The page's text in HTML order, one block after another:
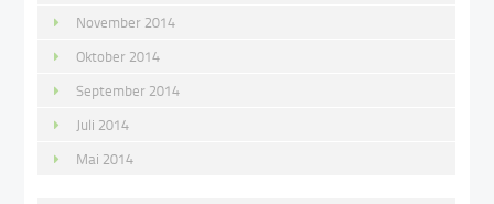
November 2014
Oktober 2014
September 2014
Juli 2014
Mai 2014